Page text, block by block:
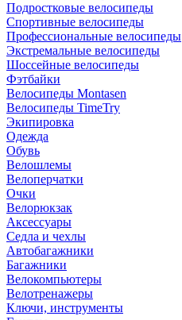
Подростковые велосипеды
Спортивные велосипеды
Профессиональные велосипеды
Экстремальные велосипеды
Шоссейные велосипеды
Фэтбайки
Велосипеды Montasen
Велосипеды TimeTry
Экипировка
Одежда
Обувь
Велошлемы
Велоперчатки
Очки
Велорюкзак
Аксессуары
Седла и чехлы
Автобагажники
Багажники
Велокомпьютеры
Велотренажеры
Ключи, инструменты